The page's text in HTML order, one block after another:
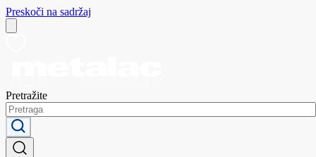
Preskoči na sadržaj
Pretražite